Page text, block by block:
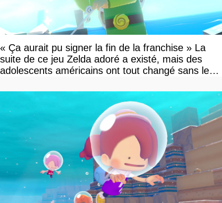
« Ça aurait pu signer la fin de la franchise » La
suite de ce jeu Zelda adoré a existé, mais des
adolescents américains ont tout changé sans le